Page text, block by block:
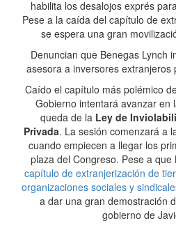
habilita los desalojos exprés
Pese a la caída del capítulo de
se espera una gran
Denuncian que Benegas Lynch
asesora a inversores
Caído el capítulo más polémico
Gobierno intentará avanzar en
queda de la Ley de
Privada. La sesión comenzará a
cuando empiecen a llegar los
plaza del Congreso. Pese a que
capítulo de extranjerización de
organizaciones sociales y
a dar una gran demostración
gobierno de